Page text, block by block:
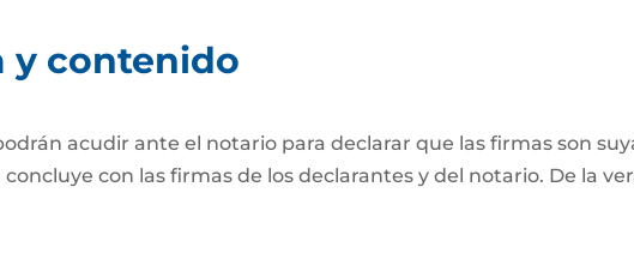
y contenido
acudir ante el notario para declarar que las firmas son
con las firmas de los declarantes y del notario. De la